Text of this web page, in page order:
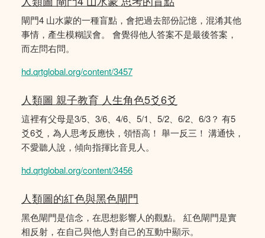
閘門4 山水蒙的一種盲點，會把過去部份記憶，混淆其他
事情，產生模糊誤會。 會覺得他人答案不是最後答案，
而左問右問。
hd.qrtglobal.org/content/3457
人類圖 親子教育 人生角色5爻6爻
這裡有父母是3/5、3/6、4/6、5/1、5/2、6/2、6/3？ 有5
爻6爻，為人思考反應快，領悟高！ 舉一反三！ 溝通快，
不愛聽人說，傾向指揮比音見人。
hd.qrtglobal.org/content/3456
人類圖的紅色與黑色閘門
黑色閘門是信念，在思想影響人的觀點。 紅色閘門是實
相反射，在自己與他人對自己的互動中顯示。